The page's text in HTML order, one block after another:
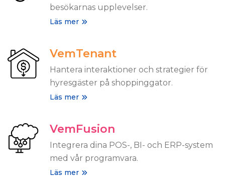
besökarnas upplevelser.
Läs mer
VemTenant
Hantera interaktioner och strategier för
hyresgäster på shoppinggator.
Läs mer
VemFusion
Integrera dina POS-, BI- och ERP-system
med vår programvara.
Läs mer